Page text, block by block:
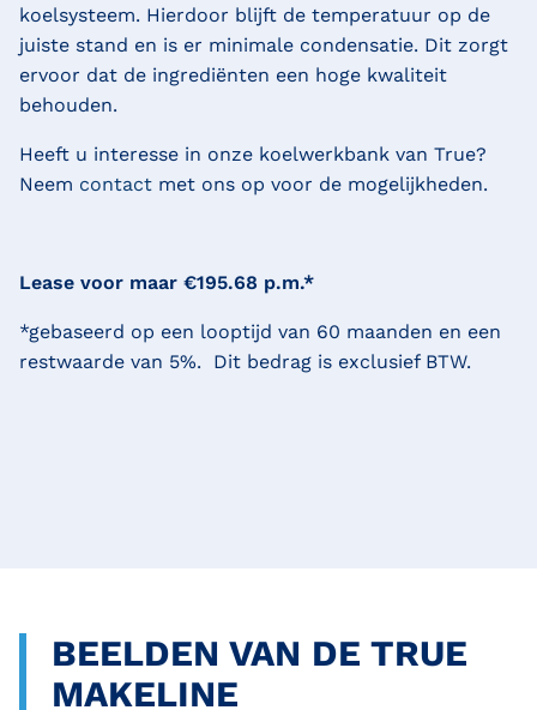
koelsysteem. Hierdoor blijft de temperatuur op de
juiste stand en is er minimale condensatie. Dit zorgt
ervoor dat de ingrediënten een hoge kwaliteit
behouden.
Heeft u interesse in onze koelwerkbank van True?
Neem contact met ons op voor de mogelijkheden.
Lease voor maar €195.68 p.m.*
*gebaseerd op een looptijd van 60 maanden en een
restwaarde van 5%. Dit bedrag is exclusief BTW.
BEELDEN VAN DE TRUE
MAKELINE